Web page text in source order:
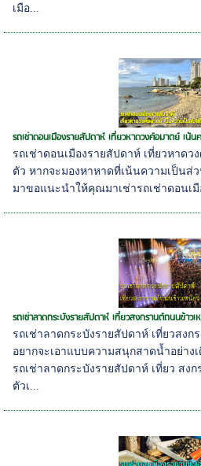
เมือ...
รถเช่าดอนเมืองรายสัปดาห์ เที่ยวหาดวงศ์อมาตย์ เน้น
รถเช่าดอนเมืองรายสัปดาห์ เที่ยวหาด
ตัว หากจะมองหาหาดที่เน้นความเป็นส่
มาขอแนะนำให้คุณมาเช่ารถเช่าดอนเมื
รถเช่าลาดกระบังรายสัปดาห์ เที่ยวสงกรานต์ถนนข้าว
รถเช่าลาดกระบังรายสัปดาห์ เที่ยวสง
อยากจะเอาแบบความสนุกสาดน้ำอย่า
รถเช่าลาดกระบังรายสัปดาห์ เที่ยว สง
ตัวเ...